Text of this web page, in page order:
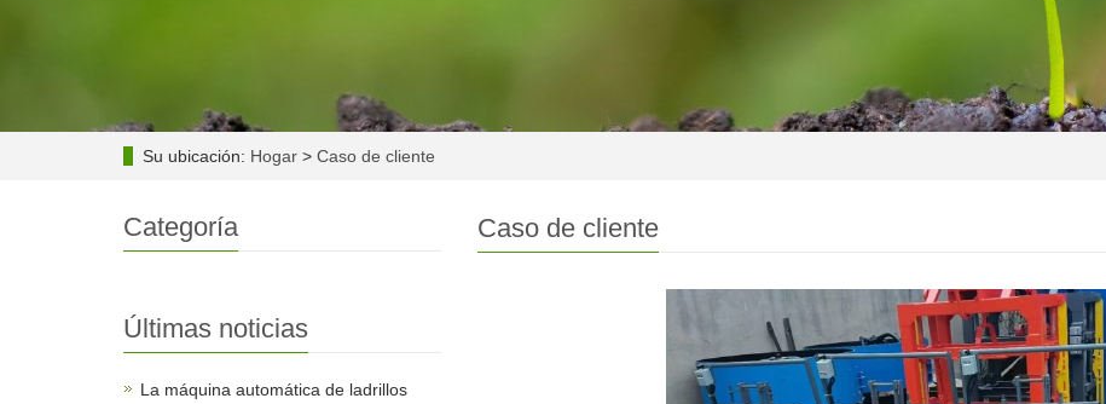
Su ubicación: Hogar > Caso de cliente
Caso de cliente
Categoría
Últimas noticias
La máquina automática de ladrillos